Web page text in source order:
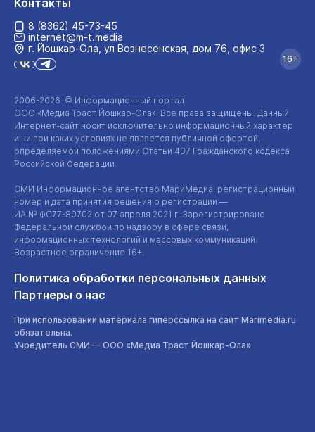
2006-2026 © Информационный портал
ООО «Медиа Траст Йошкар-Ола». Все права защищены. Данный
Интернет-сайт носит исключительно информационный характер
и ни при каких условиях не является публичной офертой,
определяемой положениями Статьи 437 Гражданского кодекса
Российской Федерации.
СМИ Информационное агентство МариМедиа, регистрационный
номер и дата принятия решения о регистрации —
ИА № ФС77-80702 от 07 апреля 2021 г. Зарегистрировано
Федеральной службой по надзору в сфере связи,
информационных технологий и массовых коммуникаций.
Возрастное ограничение 16+.
Политика обработки персональных данных
Партнеры о нас
При использовании материала гиперссылка на сайт Marimedia.ru
обязательна.
Учредитель СМИ — ООО «Медиа Траст Йошкар-Ола»
Контакты
8 (8362) 45-73-45
internet@m-t.media
г. Йошкар‑Ола, ул Вознесенская, дом 76, офис 3
16+